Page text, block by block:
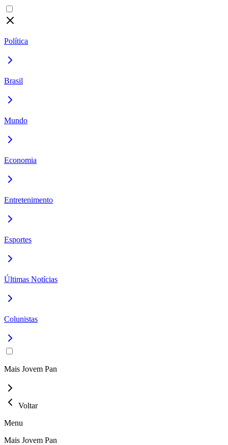
Política
Brasil
Mundo
Economia
Entretenimento
Esportes
Últimas Notícias
Colunistas
Mais Jovem Pan
Voltar
Menu
Mais Jovem Pan